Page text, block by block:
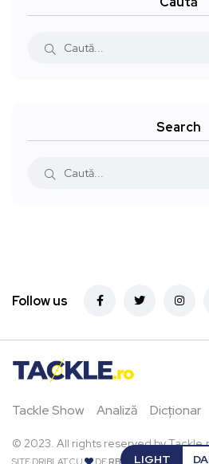
LIGHT
Search
Follow us
Tackle Show Analiză Dicționar
© 2023. All rights reserved by